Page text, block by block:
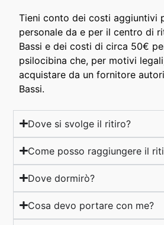
Tieni conto dei costi aggiuntivi
personale da e per il centro di
Bassi e dei costi di circa 50€
psilocibina che, per motivi
acquistare da un fornitore
Bassi.
Dove si svolge il ritiro?
Come posso raggiungere il
Dove dormirò?
Cosa devo portare con me?